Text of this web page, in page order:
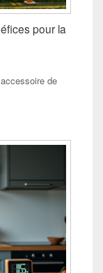
pour la
de